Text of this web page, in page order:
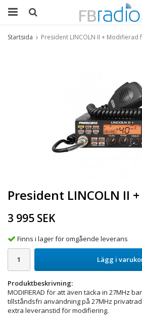
Startsida President LINCOLN II + Modifierad
President LINCOLN II +
3 995 SEK
Finns i lager för omgående leverans
Lägg i
Produktbeskrivning:
MODIFIERAD för att även täcka in 27MHz
tillståndsfri användning på 27MHz
extra leveranstid för modifiering.